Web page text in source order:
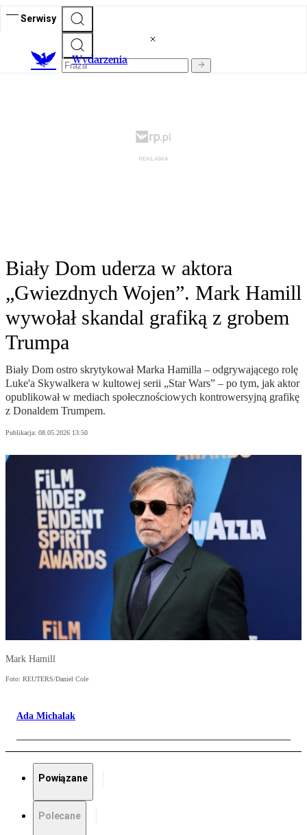
Serwisy
Wydarzenia
Biały Dom uderza w aktora
„Gwiezdnych Wojen”. Mark Hamill
wywołał skandal grafiką z grobem
Trumpa
Biały Dom ostro skrytykował Marka Hamilla – odgrywającego rolę
Luke'a Skywalkera w kultowej serii „Star Wars” – po tym, jak aktor
opublikował w mediach społecznościowych kontrowersyjną grafikę
z Donaldem Trumpem.
Publikacja: 08.05.2026 13:50
Mark Hamill
Foto: REUTERS/Daniel Cole
Ada Michalak
Powiązane
Polecane